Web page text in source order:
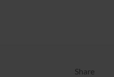
Share